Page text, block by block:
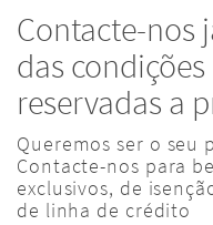
Contacte-nos
das
reservadas a
Queremos ser o seu
Contacte-nos para
exclusivos, de
de linha de crédito